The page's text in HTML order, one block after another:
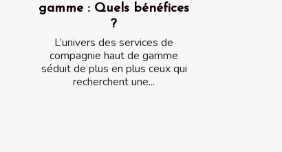
gamme : Quels bénéfices
?
L’univers des services de
compagnie haut de gamme
séduit de plus en plus ceux qui
recherchent une...